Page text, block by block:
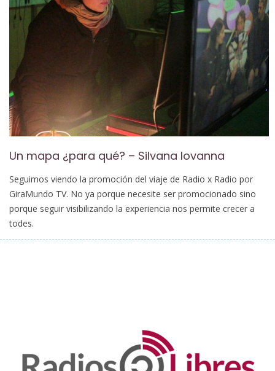
Un mapa ¿para qué? – Silvana Iovanna
Seguimos viendo la promoción del viaje de Radio x Radio por
GiraMundo TV. No ya porque necesite ser promocionado sino
porque seguir visibilizando la experiencia nos permite crecer a
todes.